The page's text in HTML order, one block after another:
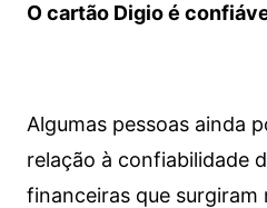
O cartão Digio é
Algumas pessoas ainda
relação à confiabilidade
financeiras que surgiram